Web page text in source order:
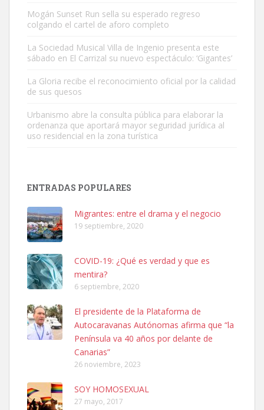
Gato manso encontrado
Este gato macho ha aparecido en la calle hace menos de un mes,
es muy manso y extremadamente cari...
Leales.org » Gran Canaria
SHIBA PERDIDO AVDA JOSE MESA Y LOPEZ
PERRO MACHO RAZA SHIBA CON MICROCHIP PERDIDO HOY
06/07/2025 ZONA MESA Y LOPEZ. ES MUY ASUSTADIZO
Leales.org » Gran Canaria
6.7.2025
Mogán Sunset Run sella su esperado regreso
colgando el cartel de aforo completo
La Sociedad Musical Villa de Ingenio presenta este
sábado en El Carrizal su nuevo espectáculo: ‘Gigantes’
La Gloria recibe el reconocimiento oficial por la calidad
de sus quesos
Urbanismo abre la consulta pública para elaborar la
ordenanza que aportará mayor seguridad jurídica al
uso residencial en la zona turística
ENTRADAS POPULARES
Migrantes: entre el drama y el negocio
19 septiembre, 2020
COVID-19: ¿Qué es verdad y que es
mentira?
6 septiembre, 2020
El presidente de la Plataforma de
Autocaravanas Autónomas afirma que “la
Península va 40 años por delante de
Canarias”
26 noviembre, 2023
SOY HOMOSEXUAL
27 mayo, 2017